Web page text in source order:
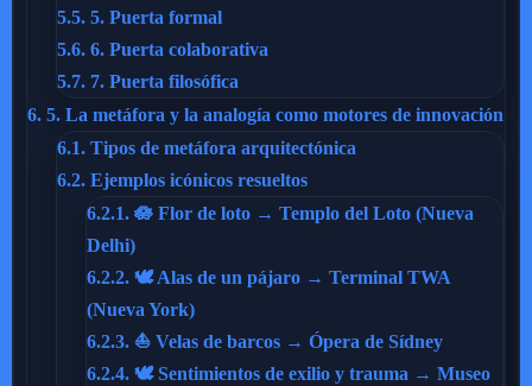
5.5. 5. Puerta formal
5.6. 6. Puerta colaborativa
5.7. 7. Puerta filosófica
6. 5. La metáfora y la analogía como motores de innovación
6.1. Tipos de metáfora arquitectónica
6.2. Ejemplos icónicos resueltos
6.2.1. 🪷 Flor de loto → Templo del Loto (Nueva
Delhi)
6.2.2. 🕊️ Alas de un pájaro → Terminal TWA
(Nueva York)
6.2.3. ⛵ Velas de barcos → Ópera de Sídney
6.2.4. 🕊️ Sentimientos de exilio y trauma → Museo